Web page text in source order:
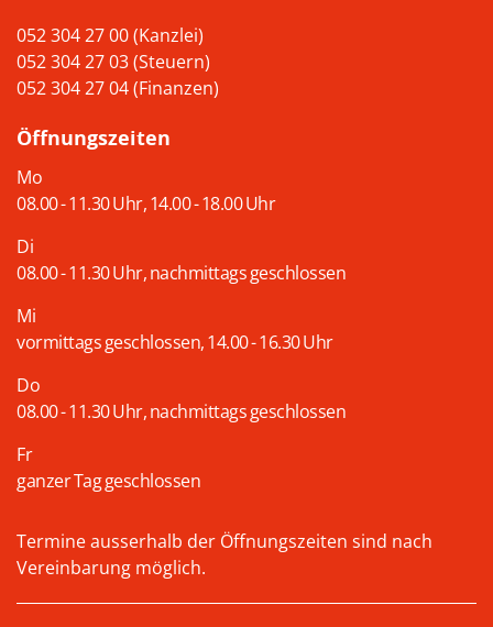
052 304 27 00 (Kanzlei)
052 304 27 03 (Steuern)
052 304 27 04 (Finanzen)
Öffnungszeiten
Mo
08.00 - 11.30 Uhr, 14.00 - 18.00 Uhr
Di
08.00 - 11.30 Uhr, nachmittags geschlossen
Mi
vormittags geschlossen, 14.00 - 16.30 Uhr
Do
08.00 - 11.30 Uhr, nachmittags geschlossen
Fr
ganzer Tag geschlossen
Termine ausserhalb der Öffnungszeiten sind nach
Vereinbarung möglich.